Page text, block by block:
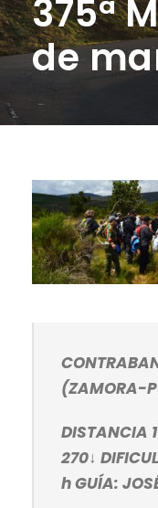
375ª
de
(ZAMORA-
DISTANCIA
270↓
h GUÍA: